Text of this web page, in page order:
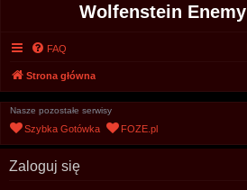
Wolfenstein
FAQ
Strona główna
Nasze pozostałe serwisy
Szybka Gotówka FOZE.pl
Zaloguj się